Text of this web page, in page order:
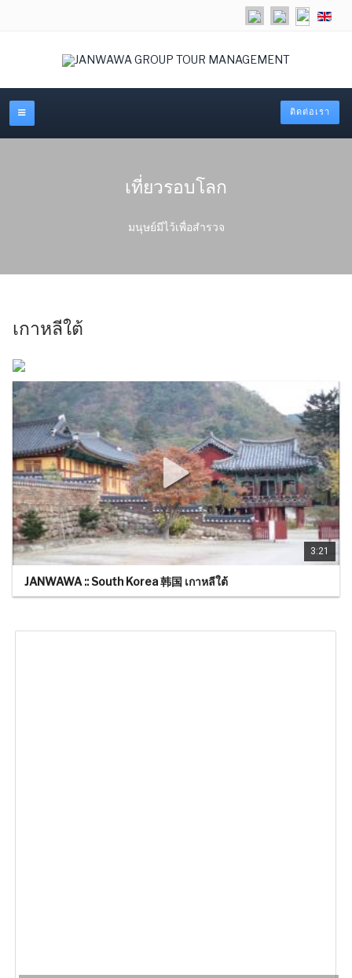
เลือกภา
ติดต่อเรา
เที่ยวรอบโลก
มนุษย์มีไว้เพื่อสำรวจ
เกาหลีใต้
3:21
JANWAWA :: South Korea 韩国 เกาหลีใต้